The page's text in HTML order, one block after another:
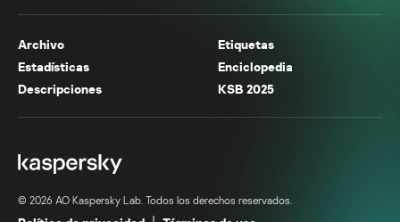
Archivo
Etiquetas
Estadísticas
Enciclopedia
Descripciones
KSB 2025
© 2026 AO Kaspersky Lab. Todos los derechos reservados.